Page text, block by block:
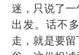
迷，只说了
出发。话不
走，就是要